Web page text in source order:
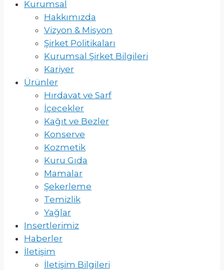
Kurumsal
Hakkımızda
Vizyon & Misyon
Şirket Politikaları
Kurumsal Şirket Bilgileri
Kariyer
Ürünler
Hırdavat ve Sarf
İçecekler
Kağıt ve Bezler
Konserve
Kozmetik
Kuru Gıda
Mamalar
Şekerleme
Temizlik
Yağlar
Insertlerimiz
Haberler
İletişim
İletişim Bilgileri